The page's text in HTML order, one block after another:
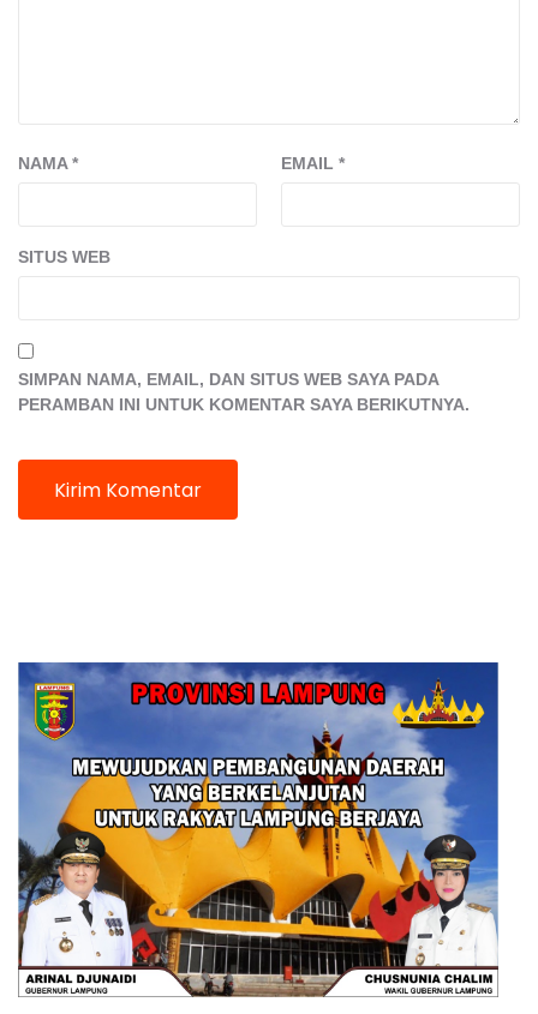
NAMA* EMAIL *
SITUS WEB
SIMPAN NAMA, EMAIL, DAN SITUS WEB SAYA PADA
PERAMBAN INI UNTUK KOMENTAR SAYA BERIKUTNYA.